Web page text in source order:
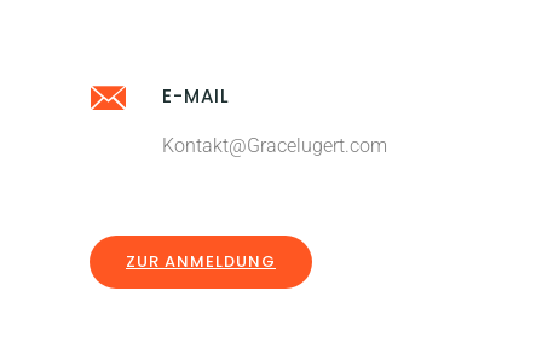
E-MAIL
Kontakt@Gracelugert.com
ZUR ANMELDUNG